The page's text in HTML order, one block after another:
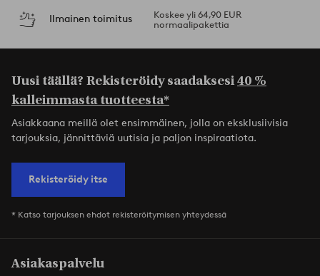
Ilmainen toimitus
Koskee yli 64,90 EUR
normaalipakettia
Uusi täällä? Rekisteröidy saadaksesi40 %
kalleimmasta tuotteesta*
Asiakkaana meillä olet ensimmäinen, jolla on eksklusiivisia
tarjouksia, jännittäviä uutisia ja paljon inspiraatiota.
Rekisteröidy itse
* Katso tarjouksen ehdot rekisteröitymisen yhteydessä
Asiakaspalvelu